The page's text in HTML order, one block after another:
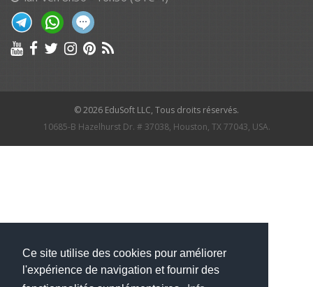
Ce site utilise des cookies pour améliorer
l'expérience de navigation et fournir des
© 2026 EduSoft LLC, Tous droits réservés.
10685-B Hazelhurst Dr. # 37038, Houston, TX 77043, USA.